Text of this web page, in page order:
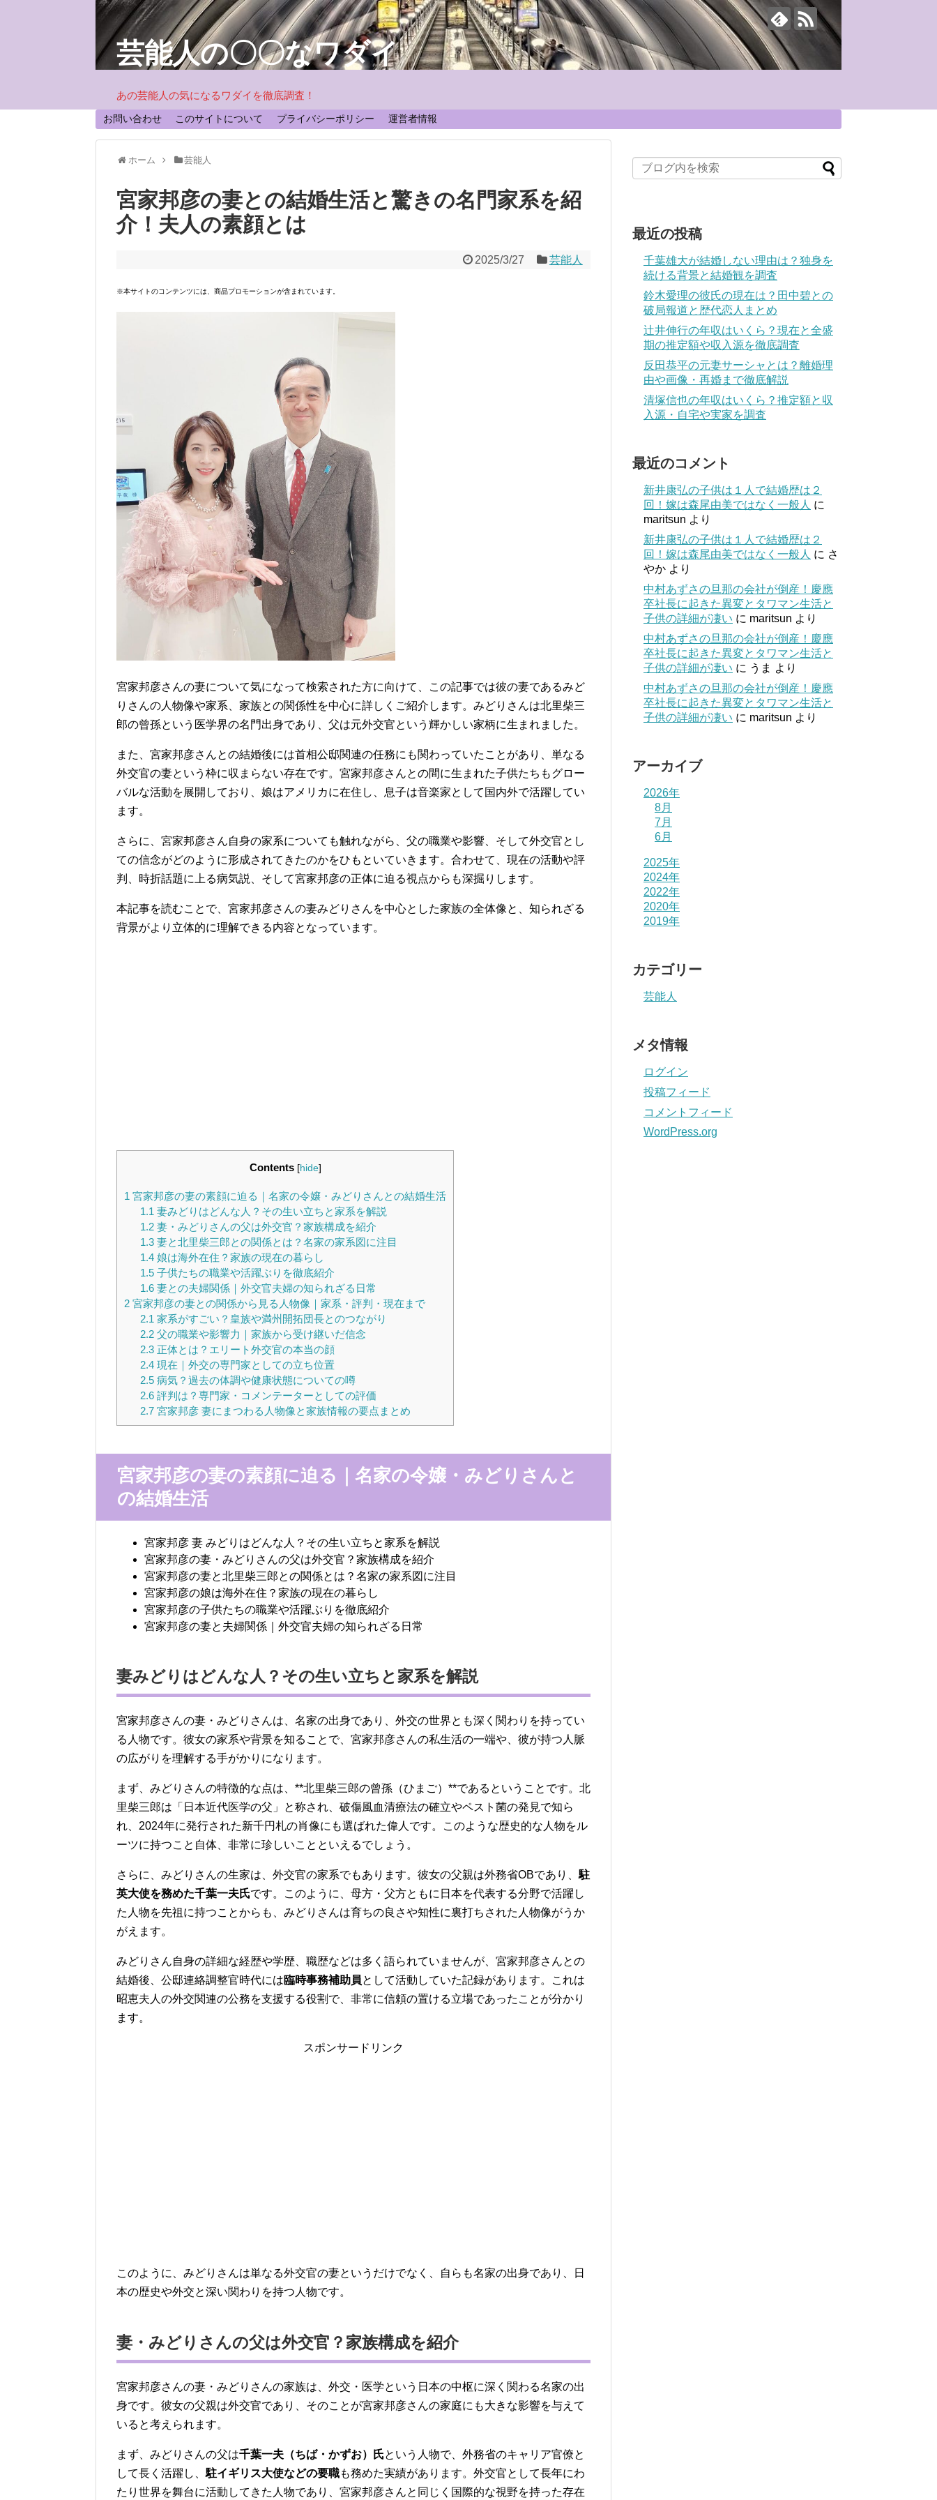
芸能人の〇〇なワダイ
あの芸能人の気になるワダイを徹底調査！
お問い合わせ このサイトについて プライバシーポリシー 運営者情報
ホーム 芸能人
宮家邦彦の妻との結婚生活と驚きの名門家系を紹
介！夫人の素顔とは
2025/3/27 芸能人
※本サイトのコンテンツには、商品プロモーションが含まれています。
宮家邦彦さんの妻について気になって検索された方に向けて、この記事では彼の妻であるみど
りさんの人物像や家系、家族との関係性を中心に詳しくご紹介します。みどりさんは北里柴三
郎の曾孫という医学界の名門出身であり、父は元外交官という輝かしい家柄に生まれました。
また、宮家邦彦さんとの結婚後には首相公邸関連の任務にも関わっていたことがあり、単なる
外交官の妻という枠に収まらない存在です。宮家邦彦さんとの間に生まれた子供たちもグロー
バルな活動を展開しており、娘はアメリカに在住し、息子は音楽家として国内外で活躍してい
ます。
さらに、宮家邦彦さん自身の家系についても触れながら、父の職業や影響、そして外交官とし
ての信念がどのように形成されてきたのかをひもといていきます。合わせて、現在の活動や評
判、時折話題に上る病気説、そして宮家邦彦の正体に迫る視点からも深掘りします。
本記事を読むことで、宮家邦彦さんの妻みどりさんを中心とした家族の全体像と、知られざる
背景がより立体的に理解できる内容となっています。
Contents [hide]
1 宮家邦彦の妻の素顔に迫る｜名家の令嬢・みどりさんとの結婚生活
1.1 妻みどりはどんな人？その生い立ちと家系を解説
1.2妻・みどりさんの父は外交官？家族構成を紹介
1.3妻と北里柴三郎との関係とは？名家の家系図に注目
1.4娘は海外在住？家族の現在の暮らし
1.5子供たちの職業や活躍ぶりを徹底紹介
1.6妻との夫婦関係｜外交官夫婦の知られざる日常
2 宮家邦彦の妻との関係から見る人物像｜家系・評判・現在まで
2.1 家系がすごい？皇族や満州開拓団長とのつながり
2.2父の職業や影響力｜家族から受け継いだ信念
2.3正体とは？エリート外交官の本当の顔
2.4現在｜外交の専門家としての立ち位置
2.5病気？過去の体調や健康状態についての噂
2.6評判は？専門家・コメンテーターとしての評価
2.7宮家邦彦 妻にまつわる人物像と家族情報の要点まとめ
宮家邦彦の妻の素顔に迫る｜名家の令嬢・みどりさんと
の結婚生活
宮家邦彦 妻 みどりはどんな人？その生い立ちと家系を解説
宮家邦彦の妻・みどりさんの父は外交官？家族構成を紹介
宮家邦彦の妻と北里柴三郎との関係とは？名家の家系図に注目
宮家邦彦の娘は海外在住？家族の現在の暮らし
宮家邦彦の子供たちの職業や活躍ぶりを徹底紹介
宮家邦彦の妻と夫婦関係｜外交官夫婦の知られざる日常
妻みどりはどんな人？その生い立ちと家系を解説
宮家邦彦さんの妻・みどりさんは、名家の出身であり、外交の世界とも深く関わりを持ってい
る人物です。彼女の家系や背景を知ることで、宮家邦彦さんの私生活の一端や、彼が持つ人脈
の広がりを理解する手がかりになります。
まず、みどりさんの特徴的な点は、**北里柴三郎の曾孫（ひまご）**であるということです。北
里柴三郎は「日本近代医学の父」と称され、破傷風血清療法の確立やペスト菌の発見で知ら
れ、2024年に発行された新千円札の肖像にも選ばれた偉人です。このような歴史的な人物をル
ーツに持つこと自体、非常に珍しいことといえるでしょう。
さらに、みどりさんの生家は、外交官の家系でもあります。彼女の父親は外務省OBであり、 駐
英大使を務めた千葉一夫氏です。このように、母方・父方ともに日本を代表する分野で活躍し
た人物を先祖に持つことからも、みどりさんは育ちの良さや知性に裏打ちされた人物像がうか
がえます。
みどりさん自身の詳細な経歴や学歴、職歴などは多く語られていませんが、宮家邦彦さんとの
結婚後、公邸連絡調整官時代には臨時事務補助員として活動していた記録があります。これは
昭恵夫人の外交関連の公務を支援する役割で、非常に信頼の置ける立場であったことが分かり
ます。
スポンサードリンク
このように、みどりさんは単なる外交官の妻というだけでなく、自らも名家の出身であり、日
本の歴史や外交と深い関わりを持つ人物です。
妻・みどりさんの父は外交官？家族構成を紹介
宮家邦彦さんの妻・みどりさんの家族は、外交・医学という日本の中枢に深く関わる名家の出
身です。彼女の父親は外交官であり、そのことが宮家邦彦さんの家庭にも大きな影響を与えて
いると考えられます。
まず、みどりさんの父は千葉一夫（ちば・かずお）氏という人物で、外務省のキャリア官僚と
して長く活躍し、 駐イギリス大使などの要職も務めた実績があります。外交官として長年にわ
たり世界を舞台に活動してきた人物であり、宮家邦彦さんと同じく国際的な視野を持った存在
最近の投稿
千葉雄大が結婚しない理由は？独身を
続ける背景と結婚観を調査
鈴木愛理の彼氏の現在は？田中碧との
破局報道と歴代恋人まとめ
辻井伸行の年収はいくら？現在と全盛
期の推定額や収入源を徹底調査
反田恭平の元妻サーシャとは？離婚理
由や画像・再婚まで徹底解説
清塚信也の年収はいくら？推定額と収
入源・自宅や実家を調査
最近のコメント
新井康弘の子供は１人で結婚歴は２
回！嫁は森尾由美ではなく一般人 に
maritsun より
新井康弘の子供は１人で結婚歴は２
回！嫁は森尾由美ではなく一般人 に さ
やか より
中村あずさの旦那の会社が倒産！慶應
卒社長に起きた異変とタワマン生活と
子供の詳細が凄い に maritsun より
中村あずさの旦那の会社が倒産！慶應
卒社長に起きた異変とタワマン生活と
子供の詳細が凄い に うま より
中村あずさの旦那の会社が倒産！慶應
卒社長に起きた異変とタワマン生活と
子供の詳細が凄い に maritsun より
アーカイブ
2026年
8月
7月
6月
2025年
2024年
2022年
2020年
2019年
カテゴリー
芸能人
メタ情報
ログイン
投稿フィード
コメントフィード
WordPress.org